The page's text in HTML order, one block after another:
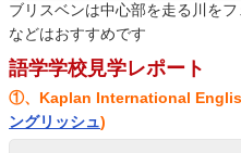
ブリスベンは中心部を走る川を
などはおすすめです
語学学校見学レポート
①、Kaplan International
ングリッシュ)